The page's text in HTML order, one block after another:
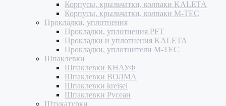
Корпусы, крыльчатки, колпаки KALETA
Корпусы, крыльчатки, колпаки M-TEC
Прокладки, уплотнения
Прокладки, уплотнения PFT
Прокладки и уплотнения KALETA
Прокладки, уплотнители M-TEC
Шпаклевки
Шпаклевки КНАУФ
Шпаклевки ВОЛМА
Шпаклевки kreisel
Шпаклевки Русеан
Штукатурки